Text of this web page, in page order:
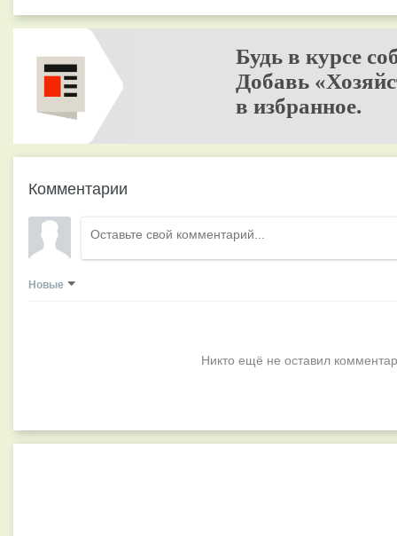
Будь в курсе
Добавь
в избранное.
Комментарии
Новые
Никто ещё не оставил